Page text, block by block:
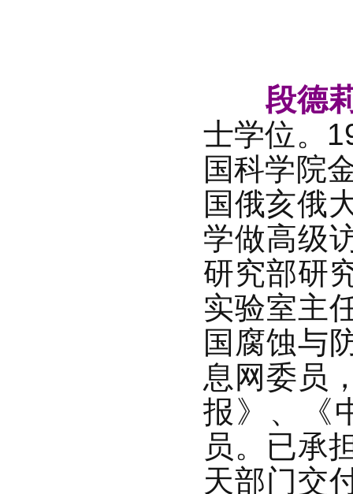
段德
士学位。
国科学院
国俄亥俄
学做高级
研究部研
实验室主
国腐蚀与
息网委员
报》、《
员。已承
天部门交